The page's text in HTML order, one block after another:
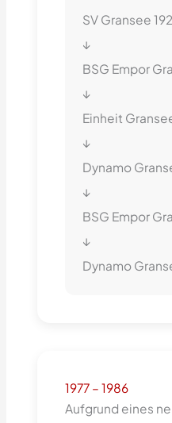
SV Gransee
↓
BSG Empor
↓
Einheit
↓
Dynamo
↓
BSG Empor
↓
Dynamo
1977 – 1986
Aufgrund eines